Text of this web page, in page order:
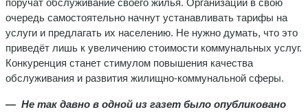
очередь самостоятельно начнут устанавливать тарифы на
услуги и предлагать их населе­нию. Не нужно думать, что это
приведёт лишь к увеличе­нию стоимости коммунальных услуг.
Конкуренция станет стимулом повышения качества
обслуживания и развития жилищно-коммунальной сферы.
— Не так давно в одной из газет было опублико­вано